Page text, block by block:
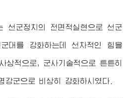
선군정치의 전면적실현으로 선군
대를 강화하는데 선차적인 힘을
상적으로, 군사기술적으로 튼튼히
강군으로 비상히 강화하시였다.